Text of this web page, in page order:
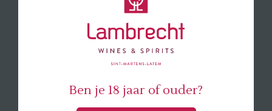
Levendige, verfijnde mousse. In de neus
aroma's van citrus, peer en abrikoos met
subtiele tonen van hazelnoot en brioche.
Pure elegantie in de mond, met een
opwekkende frisheid en zachte, elegante
Ben je 18 jaar of ouder?